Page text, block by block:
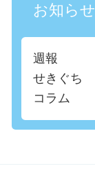
お知らせ
週報
せきぐち
コラム